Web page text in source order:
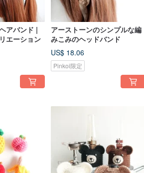
アバンド |
エーション
アーストーンのシンプルな編
みこみのヘッドバンド
US$ 18.06
Pinkoi限定